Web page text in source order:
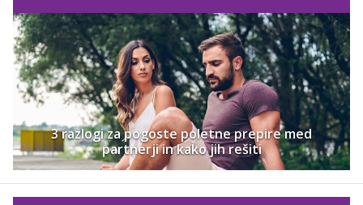
3 razlogi za pogoste poletne prepire med
partnerji in kako jih rešiti